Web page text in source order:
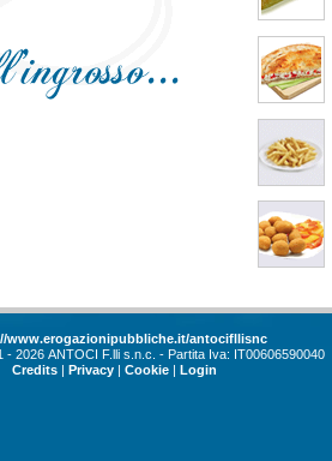
www.erogazionipubbliche.it/antocifllisnc
- 2026 ANTOCI F.lli s.n.c. - Partita Iva: IT00606590040
Credits| Privacy| Cookie| Login